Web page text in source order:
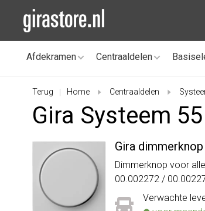
Afdekramen Centraaldelen
Terug Home Centraaldelen
Gira Systeem
Gira
Dimmerknop voor
00.002272 /
Verwachte